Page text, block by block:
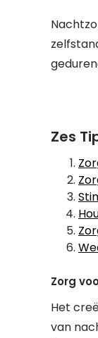
Zes
Zorg
Het
van